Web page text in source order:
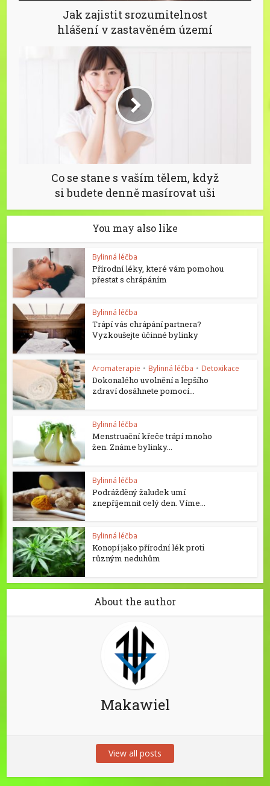
Jak zajistit srozumitelnost
hlášení v zastavěném území
Co se stane s vaším tělem, když
si budete denně masírovat uši
You may also like
Bylinná léčba
Přírodní léky, které vám pomohou
přestat s chrápáním
Bylinná léčba
Trápí vás chrápání partnera?
Vyzkoušejte účinné bylinky
Aromaterapie • Bylinná léčba • Detoxikace
Dokonalého uvolnění a lepšího
zdraví dosáhnete pomocí...
Bylinná léčba
Menstruační křeče trápí mnoho
žen. Známe bylinky...
Bylinná léčba
Podrážděný žaludek umí
znepříjemnit celý den. Víme...
Bylinná léčba
Konopí jako přírodní lék proti
různým neduhům
About the author
Makawiel
View all posts